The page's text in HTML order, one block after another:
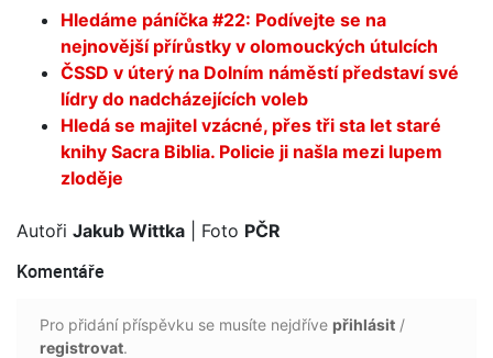
Hledáme páníčka #22: Podívejte se na
nejnovější přírůstky v olomouckých útulcích
ČSSD v úterý na Dolním náměstí představí své
lídry do nadcházejících voleb
Hledá se majitel vzácné, přes tři sta let staré
knihy Sacra Biblia. Policie ji našla mezi lupem
zloděje
Autoři Jakub Wittka | Foto PČR
Komentáře
Pro přidání příspěvku se musíte nejdříve přihlásit /
registrovat.